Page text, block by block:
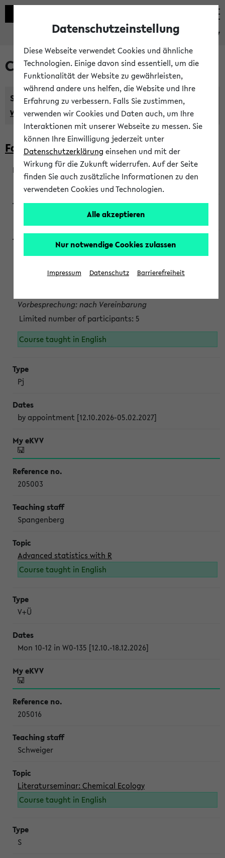
eKVV
Courses taught in English
Semester:
WiSe 2026/2027 SoSe 2026 Previous...
Faculty of Biology
200923
Wendisch, Peters-Wendisch, Stegelmann
Projektmodul "Bakterielle Biotechnologie"
Persönliche Anmeldung beim Veranstalter ist unbedingt
Vorbesprechung: nach Vereinbarung
Limited number of participants: 5
Course taught in English
Pj
by appointment [12.10.2026-05.02.2027]
205003
Spangenberg
Advanced statistics with R
Course taught in English
V+Ü
Mon 10-12 in W0-135 [12.10.-18.12.2026]
205016
Schweiger
Literaturseminar: Chemical Ecology
Course taught in English
S
Datenschutzeinstellung
Diese Webseite verwendet Cookies und ähnliche
Technologien. Einige davon sind essentiell, um die
Funktionalität der Website zu gewährleisten,
während andere uns helfen, die Website und Ihre
Erfahrung zu verbessern. Falls Sie zustimmen,
verwenden wir Cookies und Daten auch, um Ihre
Interaktionen mit unserer Webseite zu messen. Sie
können Ihre Einwilligung jederzeit unter
Datenschutzerklärung einsehen und mit der
Wirkung für die Zukunft widerrufen. Auf der Seite
finden Sie auch zusätzliche Informationen zu den
verwendeten Cookies und Technologien.
Alle akzeptieren
Nur notwendige Cookies zulassen
Impressum Datenschutz Barrierefreiheit